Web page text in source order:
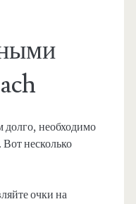
необходимо
несколько
очки на